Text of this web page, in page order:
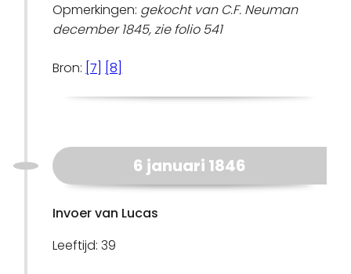
Opmerkingen: gekocht van C.F. Neuman
december 1845, zie folio 541
Bron: [7] [8]
6 januari 1846
Invoer van Lucas
Leeftijd: 39